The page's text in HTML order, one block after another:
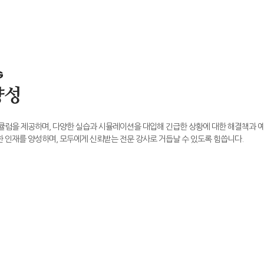
을 제공하며, 다양한 실습과 시뮬레이션을 대입해 긴급한 상황에 대한 해결책과
재를 양성하며, 모두에게 신뢰받는 전문 강사로 거듭날 수 있도록 힘씁니다.